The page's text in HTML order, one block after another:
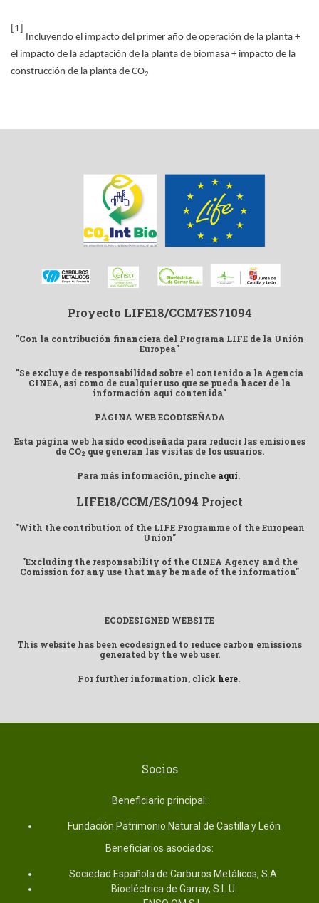
[1]
Incluyendo el impacto del primer año de operación de la planta +
el impacto de la adaptación de la planta de biomasa + impacto de la
construcción de la planta de CO2
Proyecto LIFE18/CCM7ES71094
"Con la contribución financiera del Programa LIFE de la Unión
Europea"
"Se excluye de responsabilidad sobre el contenido a la Agencia
CINEA, así como de cualquier uso que se pueda hacer de la
información aquí contenida"
PÁGINA WEB ECODISEÑADA
Esta página web ha sido ecodiseñada para reducir las emisiones
de CO2 que generan las visitas de los usuarios.
Para más información, pinche aquí.
LIFE18/CCM/ES/1094 Project
"With the contribution of the LIFE Programme of the European
Union"
"Excluding the responsability of the CINEA Agency and the
Comission for any use that may be made of the information"
ECODESIGNED WEBSITE
This website has been ecodesigned to reduce carbon emissions
generated by the web user.
For further information, click here.
Socios
Beneficiario principal:
Fundación Patrimonio Natural de Castilla y León
Beneficiarios asociados:
Sociedad Española de Carburos Metálicos, S.A.
Bioeléctrica de Garray, S.L.U.